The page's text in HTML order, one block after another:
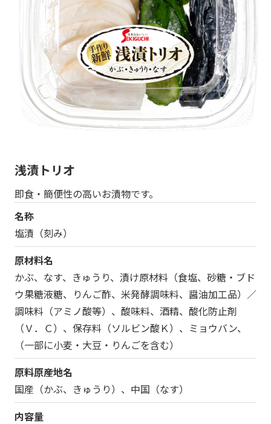
浅漬トリオ
即食・簡便性の高いお漬物です。
名称
塩漬（刻み）
原材料名
かぶ、なす、きゅうり、漬け原材料（食塩、砂糖・ブド
ウ果糖液糖、りんご酢、米発酵調味料、醤油加工品）／
調味料（アミノ酸等）、酸味料、酒精、酸化防止剤
（Ｖ．Ｃ）、保存料（ソルビン酸Ｋ）、ミョウバン、
（一部に小麦・大豆・りんごを含む）
原料原産地名
国産（かぶ、きゅうり）、中国（なす）
内容量